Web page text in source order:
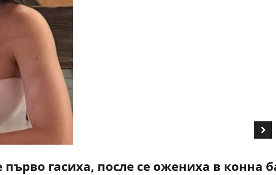
гасиха, после се ожениха в конна